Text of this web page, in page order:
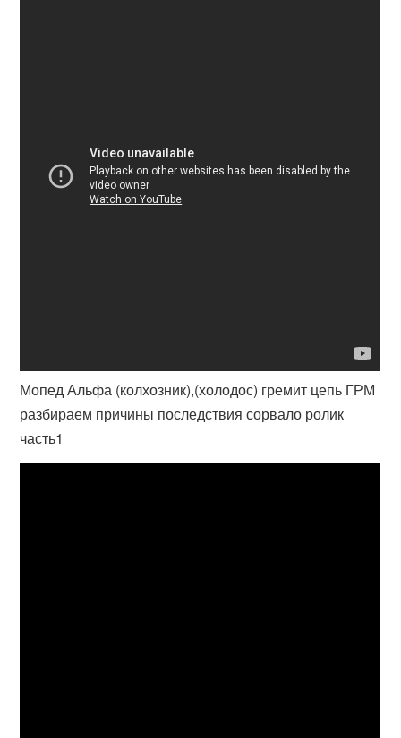
Мопед Альфа (колхозник),(холодос) гремит цепь ГРМ
разбираем причины последствия сорвало ролик
часть1